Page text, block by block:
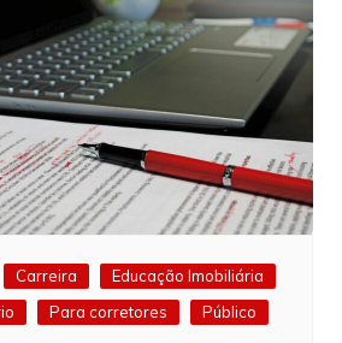
Carreira
Educação Imobiliária
Para corretores Público